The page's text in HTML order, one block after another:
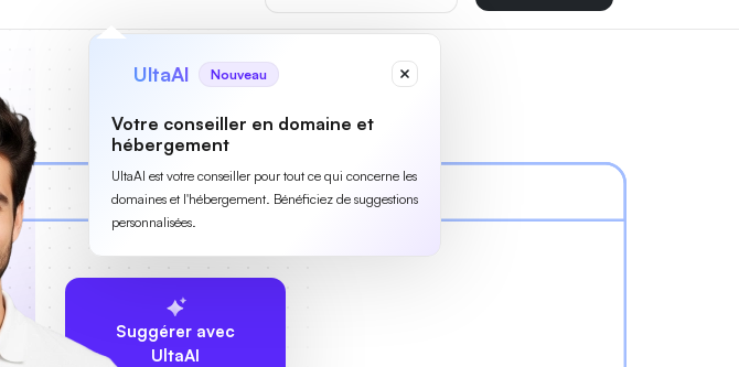
UltaAI Nouveau
Votre conseiller en domaine et
hébergement
UltaAI est votre conseiller pour tout ce qui concerne les
domaines et l'hébergement. Bénéficiez de suggestions
personnalisées.
Suggérer avec
UltaAI